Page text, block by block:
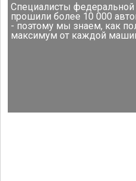
Специалисты
прошили более 10 000
- поэтому мы знаем, как
максимум от каждой